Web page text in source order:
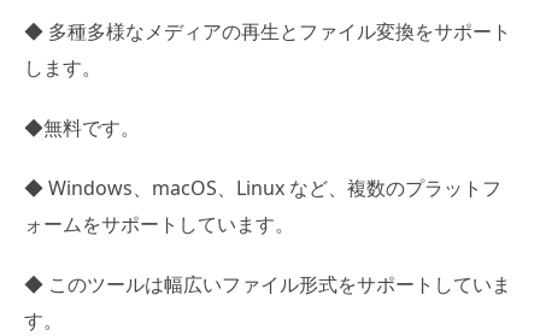
◆ 多種多様なメディアの再生とファイル変換をサポート
します。
◆無料です。
◆ Windows、macOS、Linux など、複数のプラットフ
ォームをサポートしています。
◆ このツールは幅広いファイル形式をサポートしていま
す。